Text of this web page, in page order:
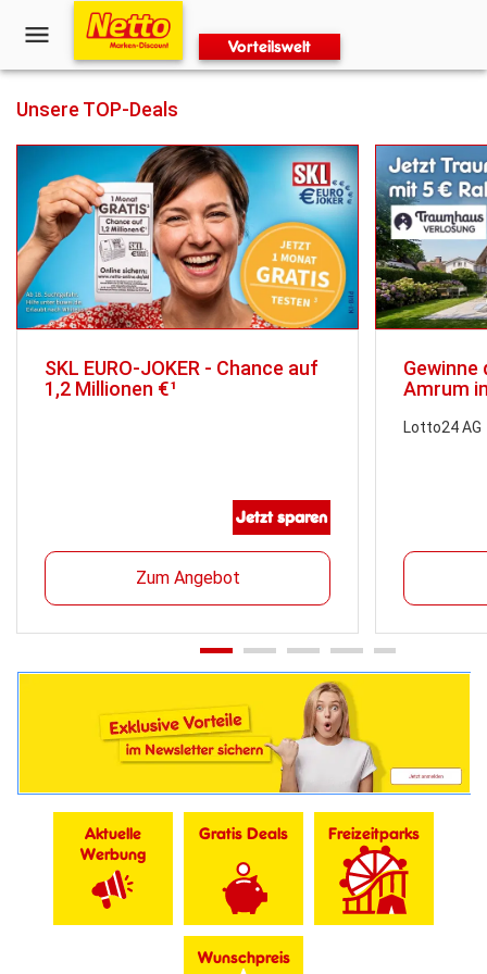
Vorteilswelt
Unsere TOP-Deals
SKL EURO-JOKER - Chance auf
1,2 Millionen €¹
Jetzt sparen
Zum Angebot
Amrum
Lotto24 AG
Aktuelle
Werbung
Gratis Deals Freizeitparks
Wunschpreis